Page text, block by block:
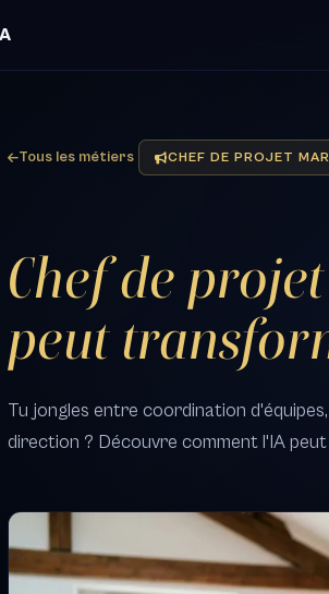
Tous les métiers CHEF DE PROJET
Chef de
peut
Tu jongles entre coordination
direction ? Découvre comment l'IA